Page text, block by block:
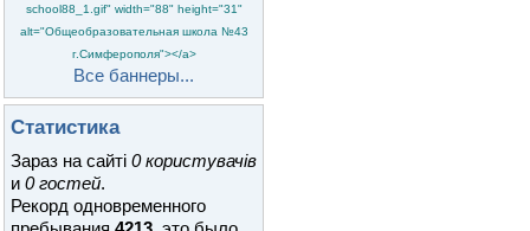
school88_1.gif" width="88" height="31"
alt="Общеобразовательная школа №43
г.Симферополя"></a>
Все баннеры...
Статистика
Зараз на сайті 0 користувачів
и 0 гостей.
Рекорд одновременного